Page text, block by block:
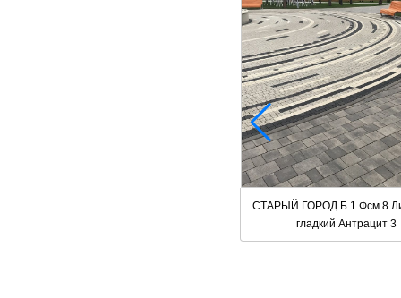
СТАРЫЙ ГОРОД Б.1.Фсм.8
гладкий Антрацит 3